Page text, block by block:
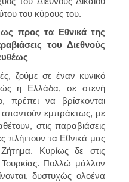
του κύρους του.
προς τα Εθνικά της
του Διεθνούς
ζούμε σε έναν κυνικό
η Ελλάδα, σε στενή
πρέπει να βρίσκονται
εμπράκτως, με
στις παραβιάσεις
πλήττουν τα Εθνικά μας
Κυρίως δε στις
Πολλώ μάλλον
δυστυχώς ολοένα